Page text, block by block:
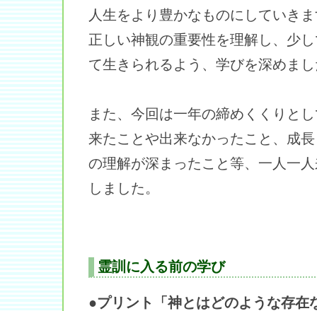
人生をより豊かなものにしていき
正しい神観の重要性を理解し、少
て生きられるよう、学びを深めま
また、今回は一年の締めくくりと
来たことや出来なかったこと、成
の理解が深まったこと等、一人一
しました。
霊訓に入る前の学び
●プリント「神とはどのような存在